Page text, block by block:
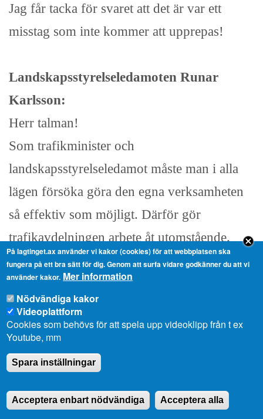
Jag får tacka för svaret att det är var ett
misstag som inte kommer att upprepas!
Landskapsstyrelseledamoten Runar
Karlsson:
Herr talman!
Som trafikminister och
landskapsstyrelseledamot måste man i alla
lägen försöka göra den egna verksamheten
så effektiv som möjligt. Därför gör
trafikavdelningen arbete åt utomstående.
Därför var det här ett försök att ännu mer
effektivisera och försöka göra ännu mera
jobb, men vi har insett att det inte är rimligt
att göra det på grund av att vi inte på ett
trovärdigt sätt kan visa att vi konkurrerar på
lika villkor. Vi tror dock att vi är
konkurrenskraftiga. I alla lägen försöker vi,
På lagtinget.ax använder vi kakor (cookies) för att webbplatsen ska
fungera på ett bra sätt för dig. Genom att surfa vidare godkänner du att vi
använder kakor. Mer information
Nödvändiga kakor
Videoplattform
Cookies som behövs för att spela upp videoklipp från t ex
Youtube, mm
Spara inställningar
Acceptera enbart nödvändiga Acceptera alla